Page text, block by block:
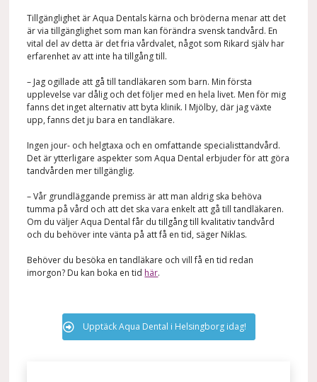
Tillgänglighet är Aqua Dentals kärna och bröderna menar att det
är via tillgänglighet som man kan förändra svensk tandvård. En
vital del av detta är det fria vårdvalet, något som Rikard själv har
erfarenhet av att inte ha tillgång till.
– Jag ogillade att gå till tandläkaren som barn. Min första
upplevelse var dålig och det följer med en hela livet. Men för mig
fanns det inget alternativ att byta klinik. I Mjölby, där jag växte
upp, fanns det ju bara en tandläkare.
Ingen jour- och helgtaxa och en omfattande specialisttandvård.
Det är ytterligare aspekter som Aqua Dental erbjuder för att göra
tandvården mer tillgänglig.
– Vår grundläggande premiss är att man aldrig ska behöva
tumma på vård och att det ska vara enkelt att gå till tandläkaren.
Om du väljer Aqua Dental får du tillgång till kvalitativ tandvård
och du behöver inte vänta på att få en tid, säger Niklas.
Behöver du besöka en tandläkare och vill få en tid redan
imorgon? Du kan boka en tid här.
Upptäck Aqua Dental i Helsingborg idag!